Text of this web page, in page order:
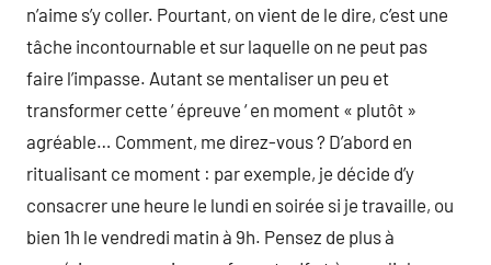
n’aime s’y coller. Pourtant, on vient de le dire, c’est une
tâche incontournable et sur laquelle on ne peut pas
faire l’impasse. Autant se mentaliser un peu et
transformer cette ‘ épreuve ‘ en moment « plutôt »
agréable… Comment, me direz-vous ? D’abord en
ritualisant ce moment : par exemple, je décide d’y
consacrer une heure le lundi en soirée si je travaille, ou
bien 1h le vendredi matin à 9h. Pensez de plus à